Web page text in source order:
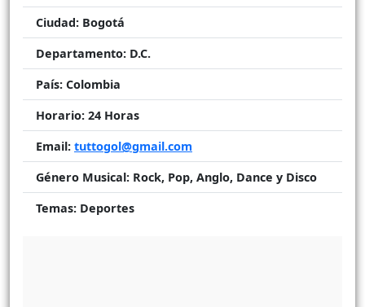
Ciudad: Bogotá
Departamento: D.C.
País: Colombia
Horario: 24 Horas
Email: tuttogol@gmail.com
Género Musical: Rock, Pop, Anglo, Dance y Disco
Temas: Deportes